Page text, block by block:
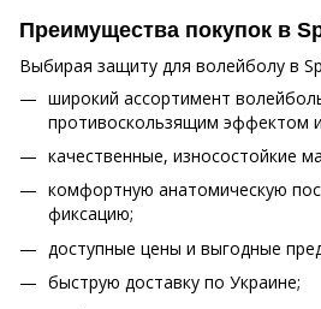
Преимущества покупок в
Выбирая защиту для волейболу в
широкий ассортимент
противоскользящим эффектом
качественные, износостойкие
комфортную анатомическую
фиксацию;
доступные цены и выгодные
быструю доставку по Украине;